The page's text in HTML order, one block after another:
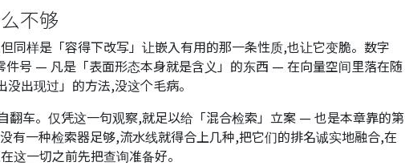
不够
同样是「容得下改写」让嵌入有用的那一条性质,也让它变脆。数字
号 — 凡是「表面形态本身就是含义」的东西 — 在向量空间里落在随
出现过」的方法,没这个毛病。
翻车。仅凭这一句观察,就足以给「混合检索」立案 — 也是本章靠的第
有一种检索器足够,流水线就得合上几种,把它们的排名诚实地融合,在
这一切之前先把查询准备好。